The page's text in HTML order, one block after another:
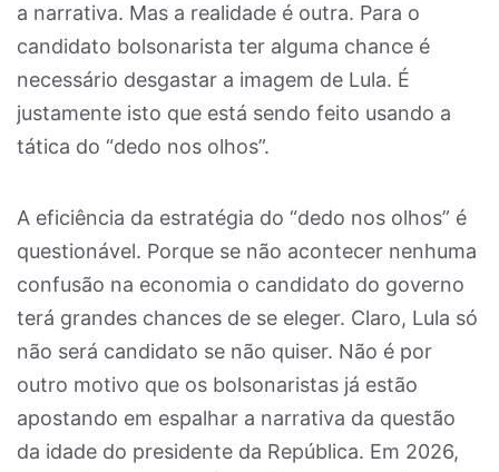
a narrativa. Mas a realidade é outra. Para o
candidato bolsonarista ter alguma chance é
necessário desgastar a imagem de Lula. É
justamente isto que está sendo feito usando a
tática do “dedo nos olhos”.
A eficiência da estratégia do “dedo nos olhos” é
questionável. Porque se não acontecer nenhuma
confusão na economia o candidato do governo
terá grandes chances de se eleger. Claro, Lula só
não será candidato se não quiser. Não é por
outro motivo que os bolsonaristas já estão
apostando em espalhar a narrativa da questão
da idade do presidente da República. Em 2026,